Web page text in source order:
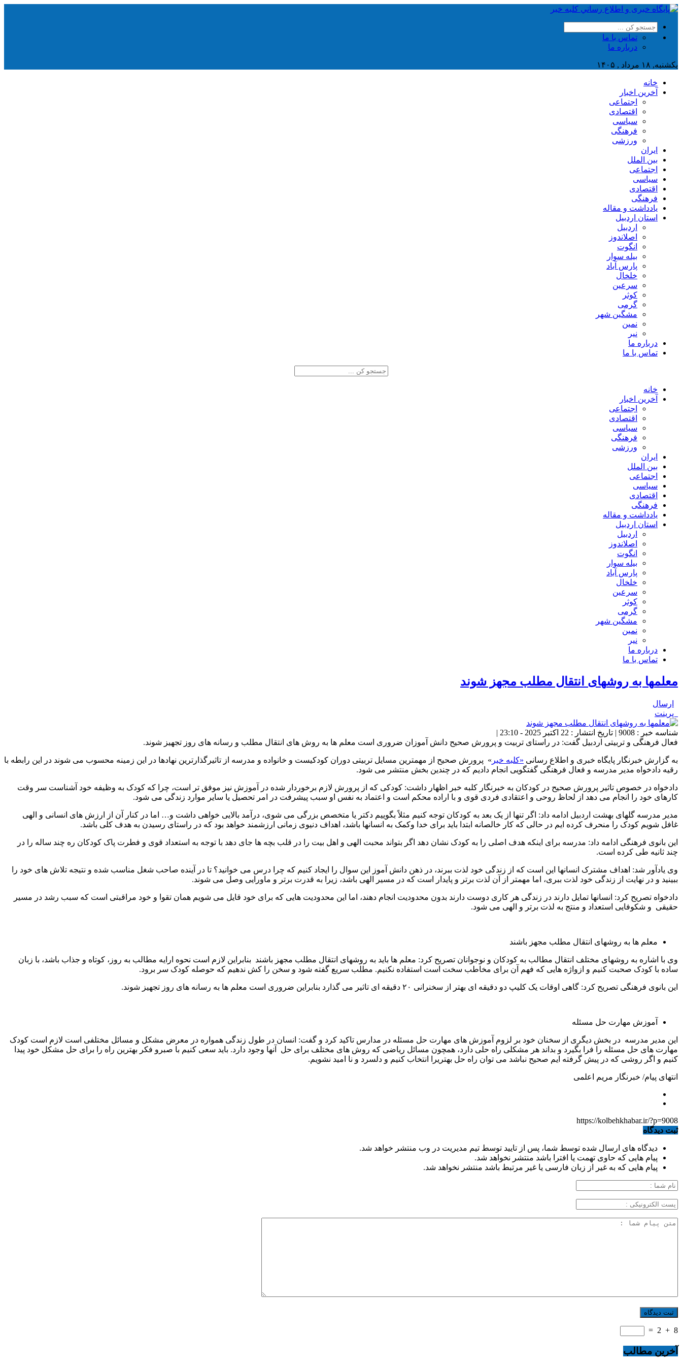
تماس با ما
درباره ما
یکشنبه, ۱۸ مرداد , ۱۴۰۵
خانه
آخرین اخبار
اجتماعی
اقتصادی
سیاسی
فرهنگی
ورزشی
ایران
بین الملل
اجتماعی
سیاسی
اقتصادی
فرهنگی
یادداشت و مقاله
استان اردبیل
اردبیل
اصلاندوز
انگوت
بیله سوار
پارس آباد
خلخال
سرعین
کوثر
گرمی
مشگین شهر
نمین
نیر
درباره ما
تماس با ما
خانه
آخرین اخبار
اجتماعی
اقتصادی
سیاسی
فرهنگی
ورزشی
ایران
بین الملل
اجتماعی
سیاسی
اقتصادی
فرهنگی
یادداشت و مقاله
استان اردبیل
اردبیل
اصلاندوز
انگوت
بیله سوار
پارس آباد
خلخال
سرعین
کوثر
گرمی
مشگین شهر
نمین
نیر
درباره ما
تماس با ما
معلم‎ها به روش‎های انتقال مطلب مجهز شوند
ارسال
پرینت
شناسه خبر : 9008 | تاریخ انتشار : 22 اکتبر 2025 - 23:10 |
فعال فرهنگی و تربیتی اردبیل گفت: در راستای تربیت و پرورش صحیح دانش آموزان ضروری است معلم ها به روش های انتقال مطلب و رسانه های روز تجهیز شوند.
به گزارش خبرنگار پایگاه خبری و اطلاع رسانی «کلبه خبر » پرورش صحیح از مهمترین مسایل تربیتی دوران کودکیست و خانواده و مدرسه از تاثیرگذارترین نهادها در این زمینه محسوب می شوند در این رابطه با
رقیه دادخواه مدیر مدرسه و فعال فرهنگی گفتگویی انجام دادیم که در چندین بخش منتشر می شود.
دادخواه در خصوص تاثیر پرورش صحیح در کودکان به خبرنگار کلبه خبر اظهار داشت: کودکی که از پرورش لازم برخوردار شده در آموزش نیز موفق تر است، چرا که کودک به وظیفه خود آشناست سر وقت
کارهای خود را انجام می دهد از لحاظ روحی و اعتقادی فردی قوی و با اراده محکم است و اعتماد به نفس او سبب پیشرفت در امر تحصیل یا سایر موارد زندگی می شود.
مدیر مدرسه گلهای بهشت اردبیل ادامه داد: اگر تنها از یک بعد به کودکان توجه کنیم مثلاً بگوییم دکتر یا متخصص بزرگی می شوی، درآمد بالایی خواهی داشت و… اما در کنار آن از ارزش های انسانی و الهی
غافل شویم کودک را منحرف کرده ایم در حالی که کار خالصانه ابتدا باید برای خدا وکمک به انسانها باشد، اهداف دنیوی زمانی ارزشمند خواهد بود که در راستای رسیدن به هدف کلی باشد.
این بانوی فرهنگی ادامه داد: مدرسه برای اینکه هدف اصلی را به کودک نشان دهد اگر بتواند محبت الهی و اهل بیت را در قلب بچه ها جای دهد با توجه به استعداد قوی و فطرت پاک کودکان ره چند ساله را در
چند ثانیه طی کرده است.
وی یادآور شد: اهداف مشترک انسانها این است که از زندگی خود لذت ببرند، در ذهن دانش آموز این سوال را ایجاد کنیم که چرا درس می خوانید؟ تا در آینده صاحب شغل مناسب شده و نتیجه تلاش های خود را
ببینید و در نهایت از زندگی خود لذت ببری، اما مهمتر از آن لذت برتر و پایدار است که در مسیر الهی باشد، زیرا به قدرت برتر و ماورایی وصل می شوند.
دادخواه تصریح کرد: انسانها تمایل دارند در زندگی هر کاری دوست دارند بدون محدودیت انجام دهند، اما این محدودیت هایی که برای خود قایل می شویم همان تقوا و خود مراقبتی است که سبب رشد در مسیر
حقیقی و شکوفایی استعداد و منتج به لذت برتر و الهی می شود.
معلم ها به روش‎های انتقال مطلب مجهز باشند
وی با اشاره به روشهای مختلف انتقال مطالب به کودکان و نوجوانان تصریح کرد: معلم ها باید به روشهای انتقال مطلب مجهز باشند بنابراین لازم است نحوه ارایه مطالب به روز، کوتاه و جذاب باشد، با زبان
ساده با کودک صحبت کنیم و ازواژه هایی که فهم آن برای مخاطب سخت است استفاده نکنیم. مطلب سریع گفته شود و سخن را کش ندهیم که حوصله کودک سر برود.
این بانوی فرهنگی تصریح کرد: گاهی اوقات یک کلیپ دو دقیقه ای بهتر از سخنرانی ۲۰ دقیقه ای تاثیر می گذارد بنابراین ضروری است معلم ها به رسانه های روز تجهیز شوند.
آموزش مهارت حل مسئله
این مدیر مدرسه در بخش دیگری از سخنان خود بر لزوم آموزش های مهارت حل مسئله در مدارس تاکید کرد و گفت: انسان در طول زندگی همواره در معرض مشکل و مسائل مختلفی است لازم است کودک
مهارت های حل مسئله را فرا بگیرد و بداند هر مشکلی راه حلی دارد، همچون مسائل ریاضی که روش های مختلف برای حل آنها وجود دارد. باید سعی کنیم با صبرو فکر بهترین راه را برای حل مشکل خود پیدا
کنیم و اگر روشی که در پیش گرفته ایم صحیح نباشد می توان راه حل بهتریرا انتخاب کنیم و دلسرد و نا امید نشویم.
انتهای پیام/ خبرنگار مریم اعلمی
https://kolbehkhabar.ir/?p=9008
ثبت دیدگاه
دیدگاه های ارسال شده توسط شما، پس از تایید توسط تیم مدیریت در وب منتشر خواهد شد.
پیام هایی که حاوی تهمت یا افترا باشد منتشر نخواهد شد.
پیام هایی که به غیر از زبان فارسی یا غیر مرتبط باشد منتشر نخواهد شد.
8
+
2
=
آخرین مطالب